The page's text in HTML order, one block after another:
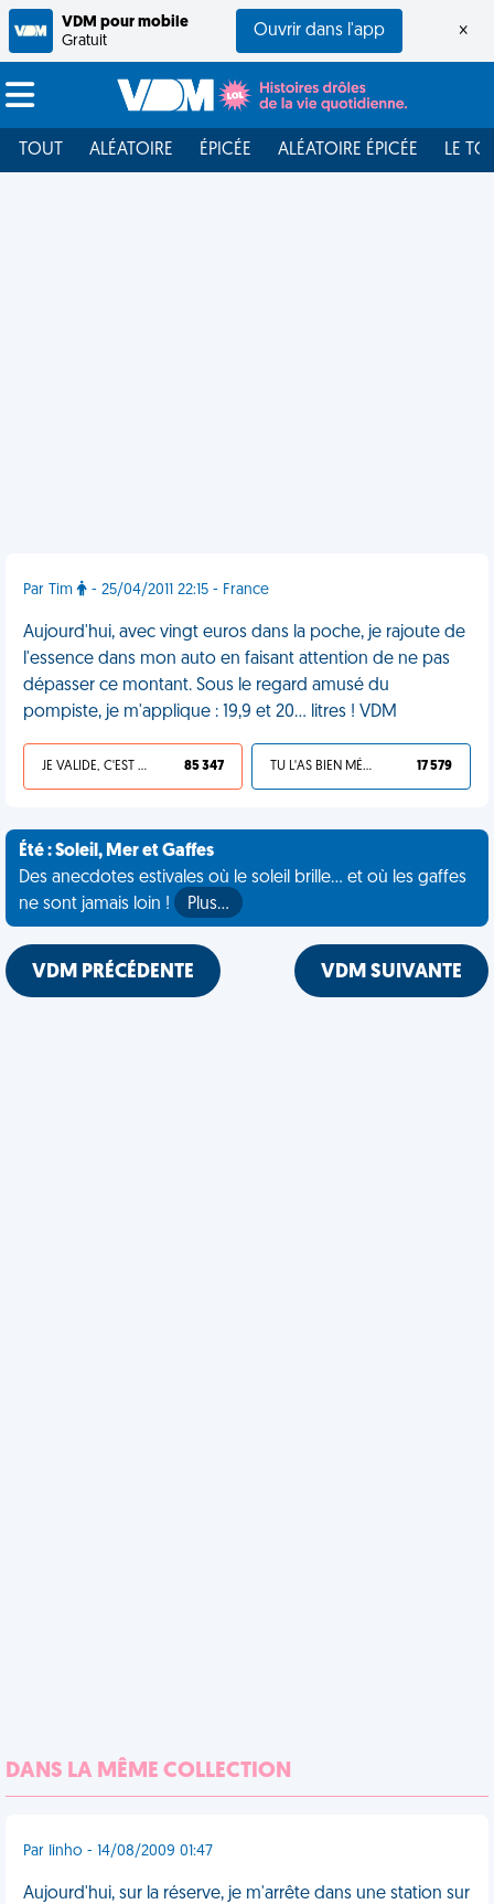
VDM pour mobile
Gratuit
Ouvrir dans l'app ×
TOUT ALÉATOIRE ÉPICÉE ALÉATOIRE ÉPICÉE LE
Par Tim - 25/04/2011 22:15 - France
Aujourd'hui, avec vingt euros dans la poche, je rajoute de
l'essence dans mon auto en faisant attention de ne pas
dépasser ce montant. Sous le regard amusé du
pompiste, je m'applique : 19,9 et 20... litres ! VDM
JE VALIDE, C'EST UNE VDM 85 347 TU L'AS BIEN MÉRITÉ 17 579
Été : Soleil, Mer et Gaffes
Des anecdotes estivales où le soleil brille... et où les gaffes
ne sont jamais loin !
Plus…
VDM PRÉCÉDENTE VDM SUIVANTE
DANS LA MÊME COLLECTION
Par Iinho - 14/08/2009 01:47
Aujourd'hui, sur la réserve, je m'arrête dans une station sur